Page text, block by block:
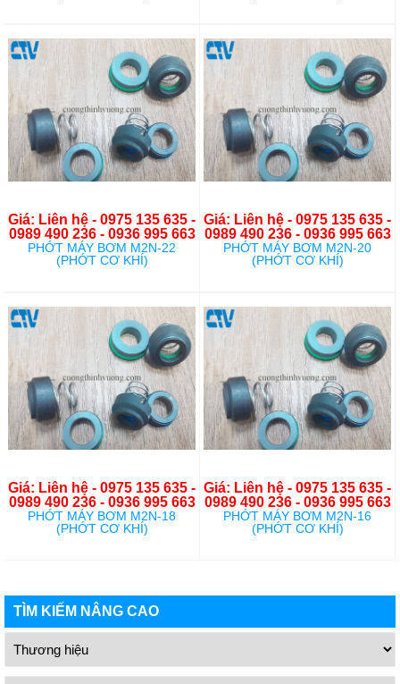
Giá: Liên hệ - 0975 135 635 -
0989 490 236 - 0936 995 663
PHỚT MÁY BƠM M2N-22
(PHỚT CƠ KHÍ)
Giá: Liên hệ - 0975 135 635 -
0989 490 236 - 0936 995 663
PHỚT MÁY BƠM M2N-20
(PHỚT CƠ KHÍ)
Giá: Liên hệ - 0975 135 635 -
0989 490 236 - 0936 995 663
PHỚT MÁY BƠM M2N-18
(PHỚT CƠ KHÍ)
Giá: Liên hệ - 0975 135 635 -
0989 490 236 - 0936 995 663
PHỚT MÁY BƠM M2N-16
(PHỚT CƠ KHÍ)
TÌM KIẾM NÂNG CAO